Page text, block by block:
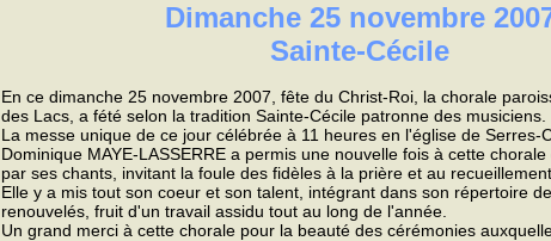
Dimanche 25 novembre
Sainte-Cécile
En ce dimanche 25 novembre 2007, fête du Christ-Roi, la chorale
des Lacs, a fété selon la tradition Sainte-Cécile patronne des musiciens.
La messe unique de ce jour célébrée à 11 heures en l'église de Serres-
Dominique MAYE-LASSERRE a permis une nouvelle fois à cette
par ses chants, invitant la foule des fidèles à la prière et au recueillement.
Elle y a mis tout son coeur et son talent, intégrant dans son répertoire
renouvelés, fruit d'un travail assidu tout au long de l'année.
Un grand merci à cette chorale pour la beauté des cérémonies